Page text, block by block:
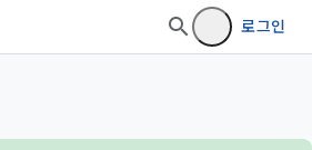
로그인